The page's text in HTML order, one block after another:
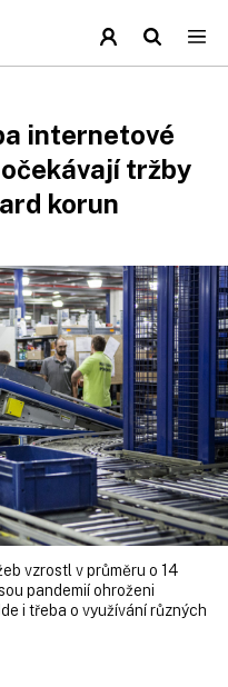
internetové
tržby
korun
vzrostl v průměru o 14
pandemií ohroženi
i třeba o využívání různých